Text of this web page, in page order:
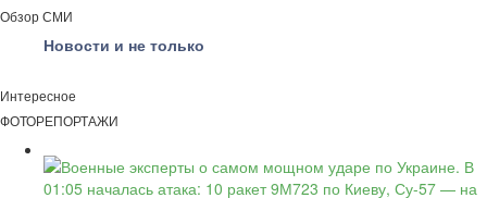
Обзор СМИ
Новости и не только
Интересное
ФОТОРЕПОРТАЖИ